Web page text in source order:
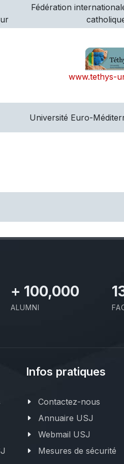
Fédération
www.tethys-
Université Euro-
+ 100,000
ALUMNI
Infos pratiques
Contactez-nous
Annuaire USJ
Webmail USJ
Mesures de sécurité